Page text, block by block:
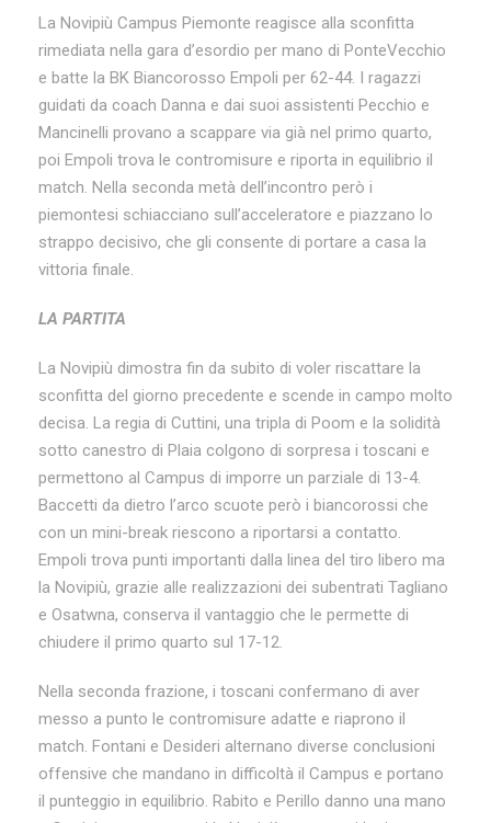
La Novipiù Campus Piemonte reagisce alla sconfitta
rimediata nella gara d’esordio per mano di PonteVecchio
e batte la BK Biancorosso Empoli per 62-44. I ragazzi
guidati da coach Danna e dai suoi assistenti Pecchio e
Mancinelli provano a scappare via già nel primo quarto,
poi Empoli trova le contromisure e riporta in equilibrio il
match. Nella seconda metà dell’incontro però i
piemontesi schiacciano sull’acceleratore e piazzano lo
strappo decisivo, che gli consente di portare a casa la
vittoria finale.
LA PARTITA
La Novipiù dimostra fin da subito di voler riscattare la
sconfitta del giorno precedente e scende in campo molto
decisa. La regia di Cuttini, una tripla di Poom e la solidità
sotto canestro di Plaia colgono di sorpresa i toscani e
permettono al Campus di imporre un parziale di 13-4.
Baccetti da dietro l’arco scuote però i biancorossi che
con un mini-break riescono a riportarsi a contatto.
Empoli trova punti importanti dalla linea del tiro libero ma
la Novipiù, grazie alle realizzazioni dei subentrati Tagliano
e Osatwna, conserva il vantaggio che le permette di
chiudere il primo quarto sul 17-12.
Nella seconda frazione, i toscani confermano di aver
messo a punto le contromisure adatte e riaprono il
match. Fontani e Desideri alternano diverse conclusioni
offensive che mandano in difficoltà il Campus e portano
il punteggio in equilibrio. Rabito e Perillo danno una mano